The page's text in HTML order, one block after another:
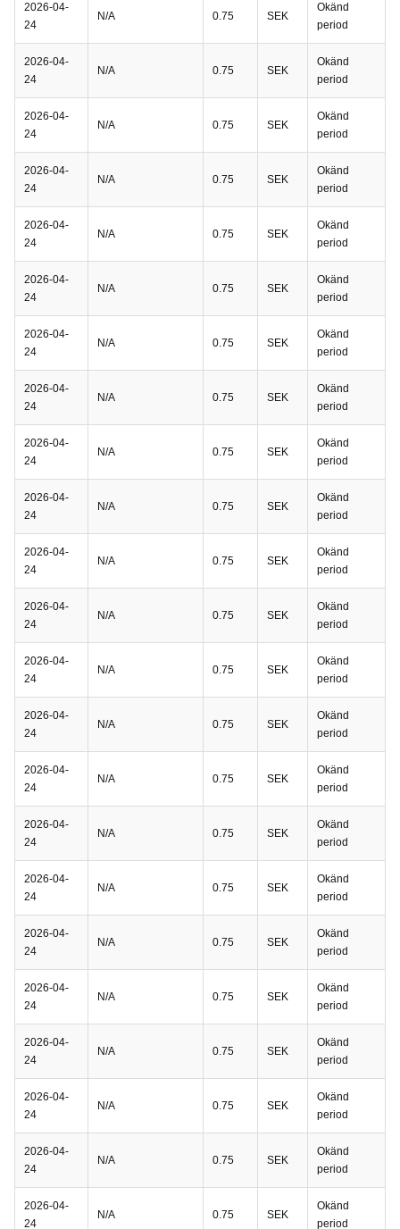
2026-04-
24
N/A 0.75 SEK
Okänd
period
2026-04-
24
N/A 0.75 SEK
Okänd
period
2026-04-
24
N/A 0.75 SEK
Okänd
period
2026-04-
24
N/A 0.75 SEK
Okänd
period
2026-04-
24
N/A 0.75 SEK
Okänd
period
2026-04-
24
N/A 0.75 SEK
Okänd
period
2026-04-
24
N/A 0.75 SEK
Okänd
period
2026-04-
24
N/A 0.75 SEK
Okänd
period
2026-04-
24
N/A 0.75 SEK
Okänd
period
2026-04-
24
N/A 0.75 SEK
Okänd
period
2026-04-
24
N/A 0.75 SEK
Okänd
period
2026-04-
24
N/A 0.75 SEK
Okänd
period
2026-04-
24
N/A 0.75 SEK
Okänd
period
2026-04-
24
N/A 0.75 SEK
Okänd
period
2026-04-
24
N/A 0.75 SEK
Okänd
period
2026-04-
24
N/A 0.75 SEK
Okänd
period
2026-04-
24
N/A 0.75 SEK
Okänd
period
2026-04-
24
N/A 0.75 SEK
Okänd
period
2026-04-
24
N/A 0.75 SEK
Okänd
period
2026-04-
24
N/A 0.75 SEK
Okänd
period
2026-04-
24
N/A 0.75 SEK
Okänd
period
2026-04-
24
N/A 0.75 SEK
Okänd
period
2026-04-
24
N/A 0.75 SEK
Okänd
period